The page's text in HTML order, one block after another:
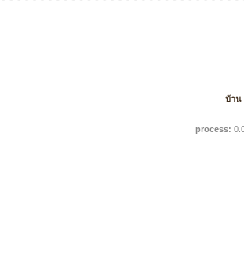
บ้าน
process: